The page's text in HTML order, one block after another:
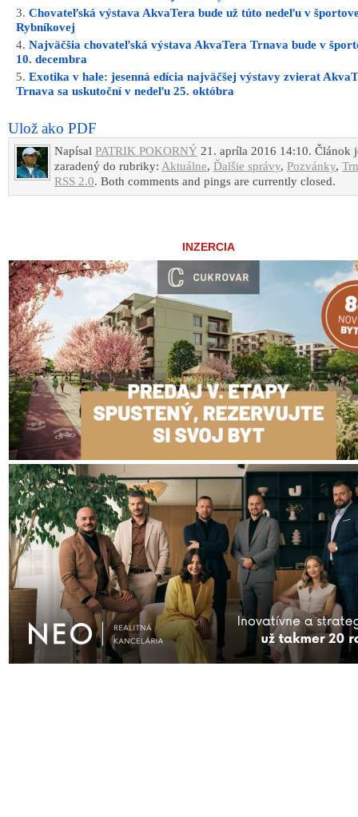
Chovateľská výstava AkvaTera bude už túto nedeľu v
Rybníkovej
Najväčšia chovateľská výstava AkvaTera Trnava bude v
10. decembra
Exotika v hale: jesenná edícia najväčšej výstavy zvierat
Trnava sa uskutoční v nedeľu 25. októbra
Ulož ako PDF
Napísal PATRIK POKORNÝ 21. apríla 2016 14:10. Článok
zaradený do rubriky: Aktuálne, Ďalšie správy, Pozvánky,
RSS 2.0. Both comments and pings are currently closed.
INZERCIA